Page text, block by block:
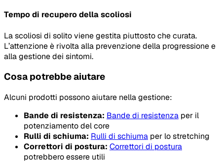
Tempo di recupero della scoliosi
La scoliosi di solito viene gestita piuttosto che curata.
L’attenzione è rivolta alla prevenzione della progressione e
alla gestione dei sintomi.
Cosa potrebbe aiutare
Alcuni prodotti possono aiutare nella gestione:
Bande di resistenza: Bande di resistenza per il
potenziamento del core
Rulli di schiuma: Rulli di schiuma per lo stretching
Correttori di postura: Correttori di postura
potrebbero essere utili